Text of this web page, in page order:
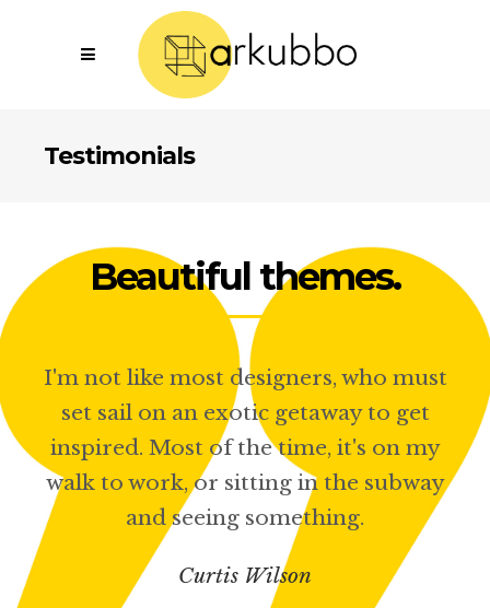
Testimonials
Beautiful themes.
I'm not like most designers, who must
set sail on an exotic getaway to get
inspired. Most of the time, it's on my
walk to work, or sitting in the subway
and seeing something.
Curtis Wilson